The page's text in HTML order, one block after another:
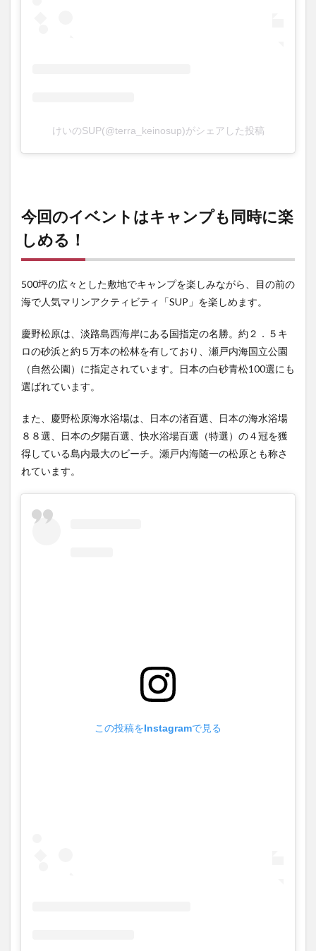
けいのSUP(@terra_keinosup)がシェアした投稿
今回のイベントはキャンプも同時に楽
しめる！
500坪の広々とした敷地でキャンプを楽しみながら、目の前の
海で人気マリンアクティビティ「SUP」を楽しめます。
慶野松原は、淡路島西海岸にある国指定の名勝。約２．５キ
ロの砂浜と約５万本の松林を有しており、瀬戸内海国立公園
（自然公園）に指定されています。日本の白砂青松100選にも
選ばれています。
また、慶野松原海水浴場は、日本の渚百選、日本の海水浴場
８８選、日本の夕陽百選、快水浴場百選（特選）の４冠を獲
得している島内最大のビーチ。瀬戸内海随一の松原とも称さ
れています。
この投稿をInstagramで見る